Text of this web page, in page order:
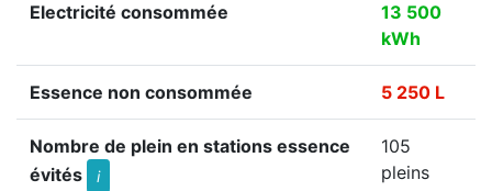
Electricité consommée
13 500
kWh
Essence non consommée 5 250 L
Nombre de plein en stations essence
évités
i
105
pleins